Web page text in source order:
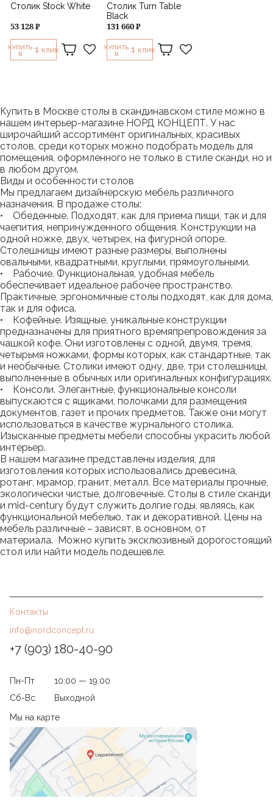
Столик Stock White
53 128 ₽
КУПИТЬ
В
1 КЛИК
Столик Turn Table
Black
131 660 ₽
КУПИТЬ
В
1 КЛИК
Купить в Москве столы в скандинавском стиле можно в
нашем интерьер-магазине НОРД КОНЦЕПТ. У нас
широчайший ассортимент оригинальных, красивых
столов, среди которых можно подобрать модель для
помещения, оформленного не только в стиле сканди, но и
в любом другом.
Виды и особенности столов
Мы предлагаем дизайнерскую мебель различного
назначения. В продаже столы:
• Обеденные. Подходят, как для приема пищи, так и для
чаепития, непринужденного общения. Конструкции на
одной ножке, двух, четырех, на фигурной опоре.
Столешницы имеют разные размеры, выполнены
овальными, квадратными, круглыми, прямоугольными.
• Рабочие. Функциональная, удобная мебель
обеспечивает идеальное рабочее пространство.
Практичные, эргономичные столы подходят, как для дома,
так и для офиса.
• Кофейные. Изящные, уникальные конструкции
предназначены для приятного времяпрепровождения за
чашкой кофе. Они изготовлены с одной, двумя, тремя,
четырьмя ножками, формы которых, как стандартные, так
и необычные. Столики имеют одну, две, три столешницы,
выполненные в обычных или оригинальных конфигурациях.
• Консоли. Элегантные, функциональные консоли
выпускаются с ящиками, полочками для размещения
документов, газет и прочих предметов. Также они могут
использоваться в качестве журнального столика.
Изысканные предметы мебели способны украсить любой
интерьер.
В нашем магазине представлены изделия, для
изготовления которых использовались древесина,
ротанг, мрамор, гранит, металл. Все материалы прочные,
экологически чистые, долговечные. Столы в стиле сканди
и mid-century будут служить долгие годы, являясь, как
функциональной мебелью, так и декоративной. Цены на
мебель различные – зависят, в основном, от
материала. Можно купить эксклюзивный дорогостоящий
стол или найти модель подешевле.
Контакты
info@nordconcept.ru
+7 (903) 180-40-90
Пн-Пт
10:00 — 19.00
Сб-Вс
Выходной
Мы на карте